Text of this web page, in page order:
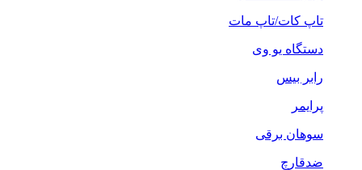
تاپ کات/تاپ مات
دستگاه یو وی
رابر بیس
پرایمر
سوهان برقی
ضدقارچ